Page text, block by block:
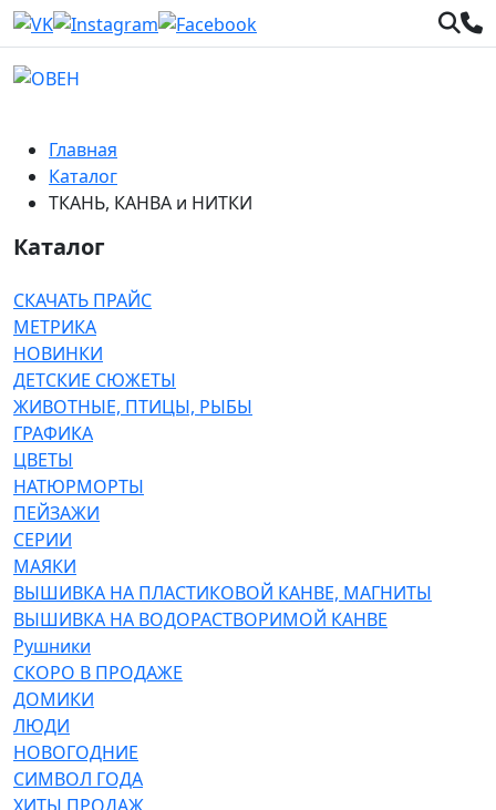
Главная
Каталог
ТКАНЬ, КАНВА и НИТКИ
Каталог
СКАЧАТЬ ПРАЙС
МЕТРИКА
НОВИНКИ
ДЕТСКИЕ СЮЖЕТЫ
ЖИВОТНЫЕ, ПТИЦЫ, РЫБЫ
ГРАФИКА
ЦВЕТЫ
НАТЮРМОРТЫ
ПЕЙЗАЖИ
СЕРИИ
МАЯКИ
ВЫШИВКА НА ПЛАСТИКОВОЙ КАНВЕ, МАГНИТЫ
ВЫШИВКА НА ВОДОРАСТВОРИМОЙ КАНВЕ
Рушники
СКОРО В ПРОДАЖЕ
ДОМИКИ
ЛЮДИ
НОВОГОДНИЕ
СИМВОЛ ГОДА